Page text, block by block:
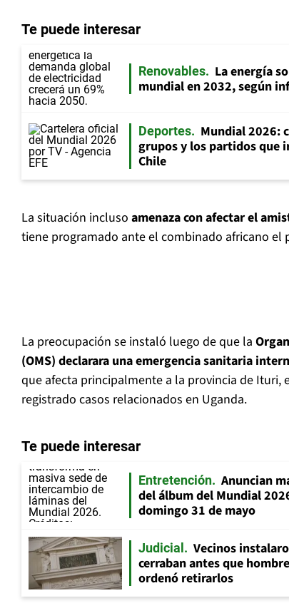
Te puede interesar
Renovables
La energía
mundial en 2032, según
Deportes
Mundial 2026:
grupos y los partidos que
Chile
La situación incluso amenaza con afectar el
tiene programado ante el combinado africano el
La preocupación se instaló luego de que la
(OMS) declarara una emergencia sanitaria
que afecta principalmente a la provincia de Ituri,
registrado casos relacionados en Uganda.
Te puede interesar
Entretención
Anuncian
del álbum del Mundial
domingo 31 de mayo
Judicial
Vecinos
cerraban antes que
ordenó retirarlos